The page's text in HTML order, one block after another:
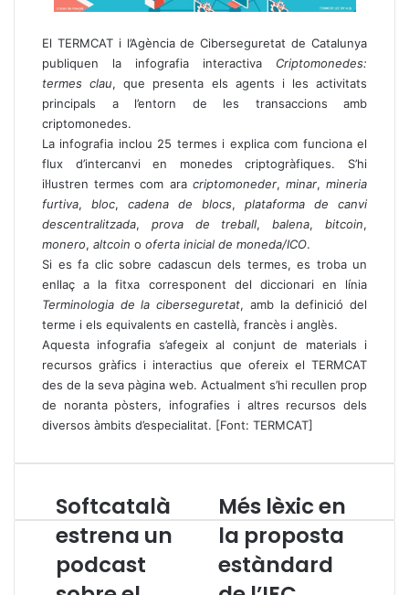
El TERMCAT i l’Agència de Ciberseguretat de Catalunya
publiquen la infografia interactiva Criptomonedes:
termes clau, que presenta els agents i les activitats
principals a l’entorn de les transaccions amb
criptomonedes.
La infografia inclou 25 termes i explica com funciona el
flux d’intercanvi en monedes criptogràfiques. S’hi
il·lustren termes com ara criptomoneder, minar,mineria
furtiva, bloc, cadena de blocs, plataforma de canvi
descentralitzada, prova de treball,balena,bitcoin,
monero, altcoin o oferta inicial de moneda/ICO.
Si es fa clic sobre cadascun dels termes, es troba un
enllaç a la fitxa corresponent del diccionari en línia
Terminologia de la ciberseguretat, amb la definició del
terme i els equivalents en castellà, francès i anglès.
Aquesta infografia s’afegeix al conjunt de materials i
recursos gràfics i interactius que ofereix el TERMCAT
des de la seva pàgina web. Actualment s’hi recullen prop
de noranta pòsters, infografies i altres recursos dels
diversos àmbits d’especialitat. [Font: TERMCAT]
S
o
f
t
c
Softcatalà
estrena un
podcast
M
é
l
Més lèxic en
la proposta
estàndard